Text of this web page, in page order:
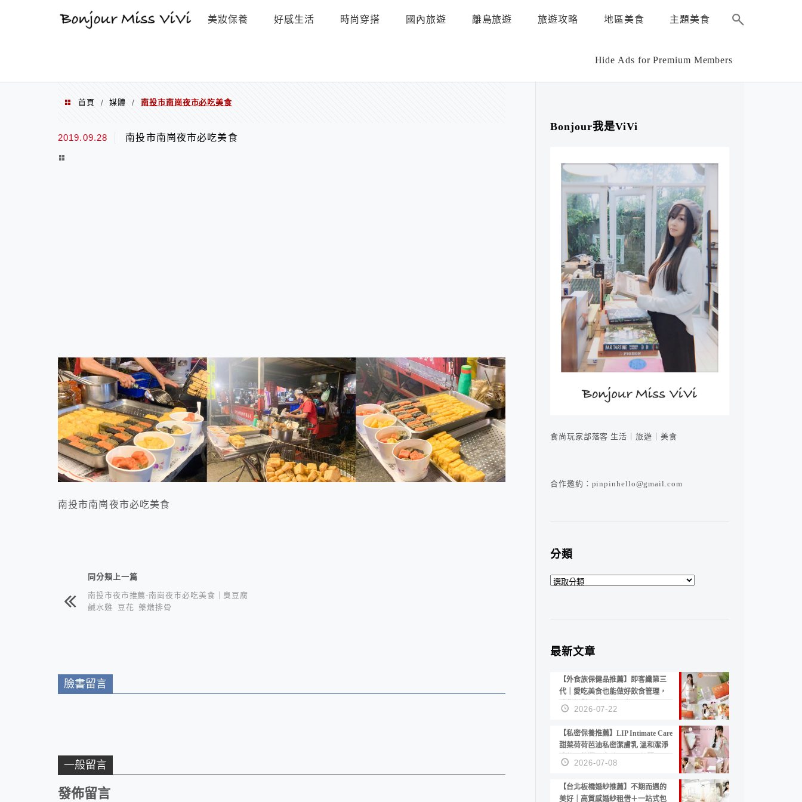
美妝保養 好感生活 時尚穿搭 國內旅遊 離島旅遊 旅遊攻略 地區美食 主題美食
Hide Ads for Premium Members
首頁 / 媒體 / 南投市南崗夜市必吃美食
2019.09.28 南投市南崗夜市必吃美食
南投市南崗夜市必吃美食
相連文章同分類上一篇
南投市夜市推薦-南崗夜市必吃美食｜臭豆腐
鹹水雞 豆花 藥燉排骨
臉書留言
一般留言
發佈留言
Bonjour我是ViVi
食尚玩家部落客 生活｜旅遊｜美食
合作邀約：pinpinhello@gmail.com
分類
分
最新文章
【外食族保健品推薦】即客纖第三
代｜愛吃美食也能做好飲食管理，
陪你輕鬆面對聚餐日常！
2026-07-22
【私密保養推薦】LIP Intimate Care
甜菜荷荷芭油私密潔膚乳 溫和潔淨
洗後不乾澀 不起泡反而更舒服！
2026-07-08
【台北板橋婚紗推薦】不期而遇的
美好｜高質感婚紗租借＋一站式包